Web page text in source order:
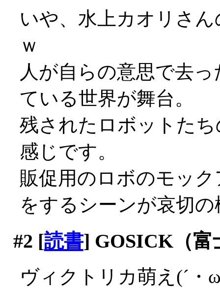
いや、水上カオリさ
ｗ
人が自らの意思で去
ている世界が舞台。
残されたロボットた
感じです。
販促用のロボのモッ
をするシーンが哀切
#2 [読書] GOSICK（富
ヴィクトリカ萌え(´・